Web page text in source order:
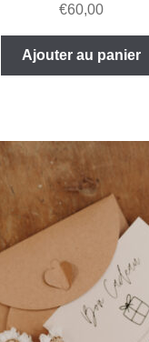
€60,00
Ajouter au panier